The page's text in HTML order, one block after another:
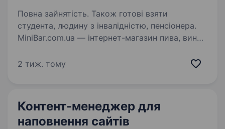
Повна зайнятість. Також готові взяти
студента, людину з інвалідністю, пенсіонера.
MiniBar.com.ua — інтернет-магазин пива, вина,
наборів. Ми працюємо з клієнтами по всій
2 тиж. тому
Контент-менеджер для
наповнення сайтів